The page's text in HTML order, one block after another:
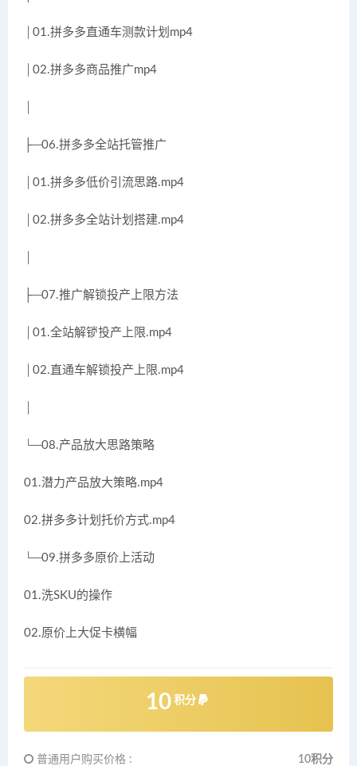
│01.拼多多直通车测款计划mp4
│02.拼多多商品推广mp4
├─06.拼多多全站托管推广
│01.拼多多低价引流思路.mp4
│02.拼多多全站计划搭建.mp4
├─07.推广解锁投产上限方法
│01.全站解锁投产上限.mp4
│02.直通车解锁投产上限.mp4
└─08.产品放大思路策略
01.潜力产品放大策略.mp4
02.拼多多计划托价方式.mp4
└─09.拼多多原价上活动
01.洗SKU的操作
02.原价上大促卡横幅
10 积分
普通用户购买价格 : 10积分